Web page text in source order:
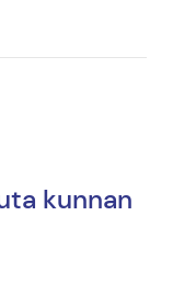
kunnan